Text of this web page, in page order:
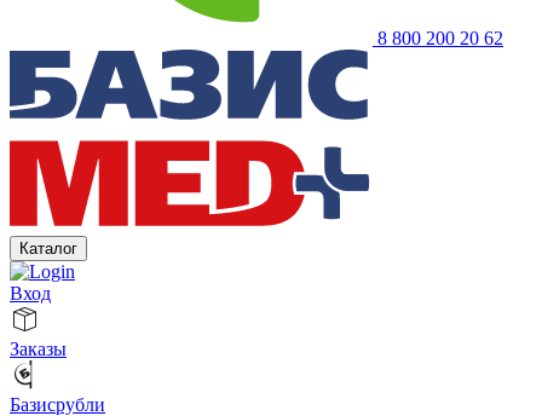
8 800 200 20 62
Каталог
Вход
Заказы
Базисрубли